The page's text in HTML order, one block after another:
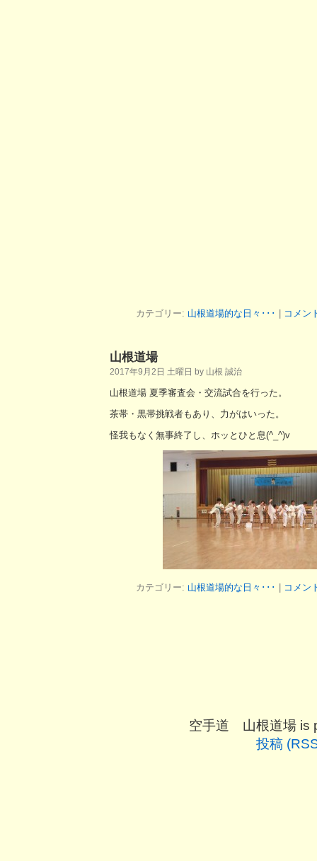
カテゴリー: 山根道場的な日々･･･ コメン
山根道場
2017年9月2日 土曜日 by 山根 誠治
山根道場 夏季審査会・交流試合を行った。
茶帯・黒帯挑戦者もあり、力がはいった。
怪我もなく無事終了し、ホッとひと息(^_^)v
カテゴリー: 山根道場的な日々･･･ コメン
空手道 山根道場 is
投稿